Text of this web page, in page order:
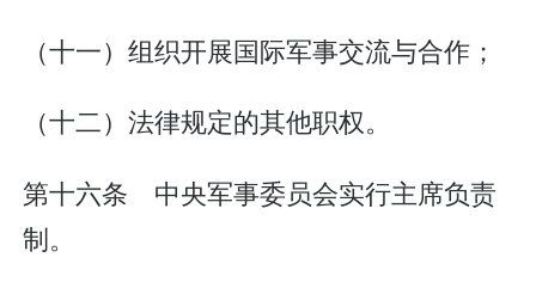
（十一）组织开展国际军事交流与合作；
（十二）法律规定的其他职权。
第十六条 中央军事委员会实行主席负责
制。